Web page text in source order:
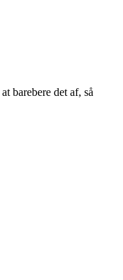
barebere det af, så